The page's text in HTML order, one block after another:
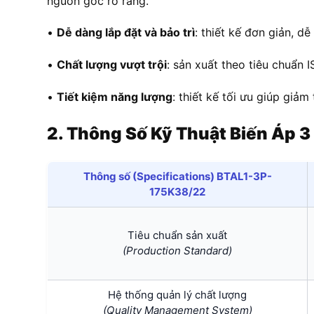
• Dễ dàng lắp đặt và bảo trì: thiết kế đơn giản,
• Chất lượng vượt trội: sản xuất theo tiêu chuẩn
• Tiết kiệm năng lượng: thiết kế tối ưu giúp giảm
2. Thông Số Kỹ Thuật Biến Áp 3
Thông số (Specifications) BTAL1-3P-
175K38/22
Tiêu chuẩn sản xuất
(Production Standard)
Hệ thống quản lý chất lượng
(Quality Management System)